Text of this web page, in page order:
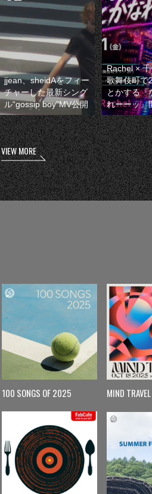
jjean、sheidAをフィー
チャーした最新シング
ル“gossip boy”MV公開
Rachel ×
歌舞伎町で
とかする『
れーーッ』
VIEW MORE
100 SONGS OF 2025 MIND TRAVEL